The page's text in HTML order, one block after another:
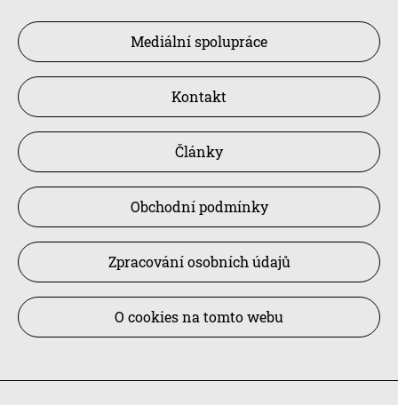
Mediální spolupráce
Kontakt
Články
Obchodní podmínky
Zpracování osobních údajů
O cookies na tomto webu